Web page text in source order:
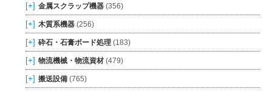
[+] 金属スクラップ機器 (356)
[+] 木質系機器 (256)
[+] 砕石・石膏ボード処理 (183)
[+] 物流機械・物流資材 (479)
[+] 搬送設備 (765)